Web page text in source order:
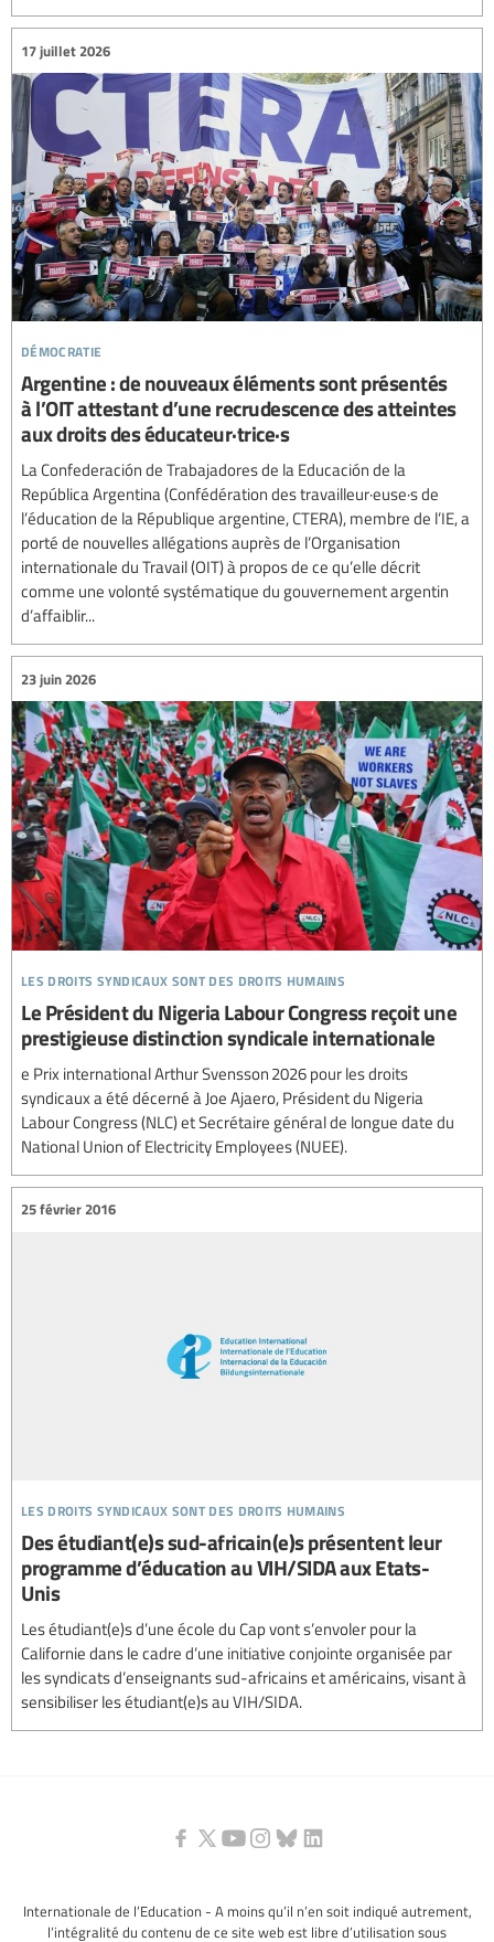
démocratie
17 juillet 2026
Argentine : de nouveaux éléments sont présentés
à l’OIT attestant d’une recrudescence des atteintes
aux droits des éducateur·trice·s
La Confederación de Trabajadores de la Educación de la
República Argentina (Confédération des travailleur·euse·s de
l’éducation de la République argentine, CTERA), membre de l’IE, a
porté de nouvelles allégations auprès de l’Organisation
internationale du Travail (OIT) à propos de ce qu’elle décrit
comme une volonté systématique du gouvernement argentin
d’affaiblir...
les droits syndicaux sont des droits humains
23 juin 2026
Le Président du Nigeria Labour Congress reçoit une
prestigieuse distinction syndicale internationale
e Prix international Arthur Svensson 2026 pour les droits
syndicaux a été décerné à Joe Ajaero, Président du Nigeria
Labour Congress (NLC) et Secrétaire général de longue date du
National Union of Electricity Employees (NUEE).
les droits syndicaux sont des droits humains
25 février 2016
Des étudiant(e)s sud-africain(e)s présentent leur
programme d’éducation au VIH/SIDA aux Etats-
Unis
Les étudiant(e)s d’une école du Cap vont s’envoler pour la
Californie dans le cadre d’une initiative conjointe organisée par
les syndicats d’enseignants sud-africains et américains, visant à
sensibiliser les étudiant(e)s au VIH/SIDA.
Internationale de l’Education - A moins qu’il n’en soit indiqué autrement,
l’intégralité du contenu de ce site web est libre d’utilisation sous